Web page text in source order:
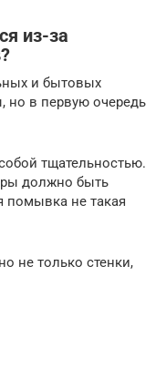
из-за
и бытовых
но в первую очередь
тщательностью.
должно быть
помывка не такая
не только стенки,